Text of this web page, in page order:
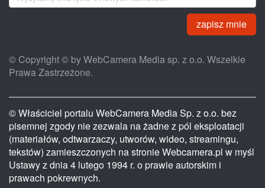
zapisz mnie
© Copyright © by WebCamera Media sp. z o.o. Wszelkie
Prawa Zastrzeżone.
© Właściciel portalu WebCamera Media Sp. z o.o. bez
pisemnej zgody nie zezwala na żadne z pól eksploatacji
(materiałów, odtwarzaczy, utworów, wideo, streamingu,
tekstów) zamieszczonych na stronie Webcamera.pl w myśl
Ustawy z dnia 4 lutego 1994 r. o prawie autorskim i
prawach pokrewnych.